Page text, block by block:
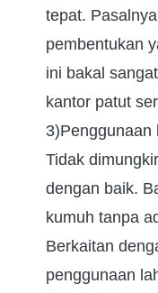
tepat.
pembentukan
ini bakal
kantor patut
3)Penggunaan
Tidak
dengan baik.
kumuh tanpa
Berkaitan
penggunaan